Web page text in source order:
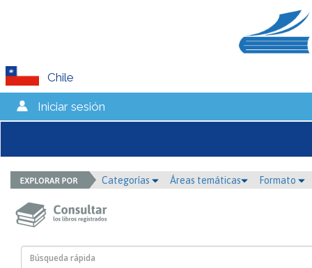
Chile
Iniciar sesión
Categorías Áreas temáticas Formato